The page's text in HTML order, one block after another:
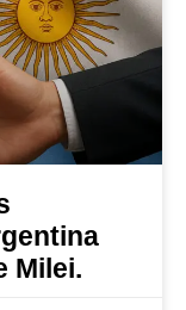
Milei.